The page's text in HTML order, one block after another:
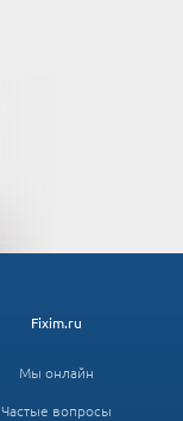
Fixim.ru
Мы онлайн
Частые вопросы